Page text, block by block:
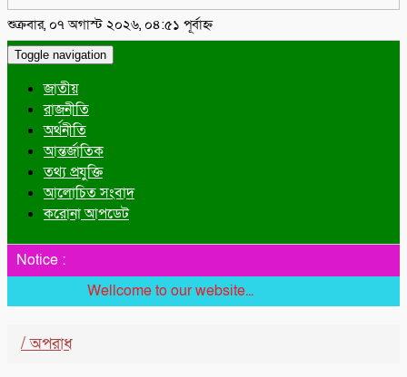
শুক্রবার, ০৭ অগাস্ট ২০২৬, ০৪:৫১ পূর্বাহ্ন
Toggle navigation
জাতীয়
রাজনীতি
অর্থনীতি
আন্তর্জাতিক
তথ্য প্রযুক্তি
আলোচিত সংবাদ
করোনা আপডেট
Notice :
Wellcome to our website...
/অপরাধ